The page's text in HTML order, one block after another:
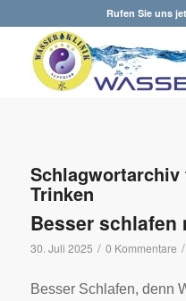
Rufen Sie uns
Schlagwortarchiv
Trinken
Besser schlafen
30. Juli 2025 / 0 Kommentare /
Besser Schlafen, denn